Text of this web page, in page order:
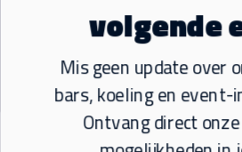
Ons aanbod
Socials
volgende
Mis geen update over
bars, koeling en
Ontvang direct